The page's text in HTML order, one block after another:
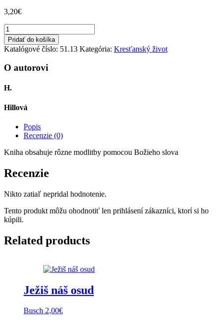
3,20€
množstvo
Modlenie
sa
Božieho
slova
Pridať do košíka
Katalógové číslo: 51.13 Kategória: Kresťanský život
O autorovi
H.
Hillová
Popis
Recenzie (0)
Kniha obsahuje rôzne modlitby pomocou Božieho slova
Recenzie
Nikto zatiaľ nepridal hodnotenie.
Tento produkt môžu ohodnotiť len prihlásení zákazníci, ktorí si ho
kúpili.
Related products
Ježiš náš osud
Busch 2,00€